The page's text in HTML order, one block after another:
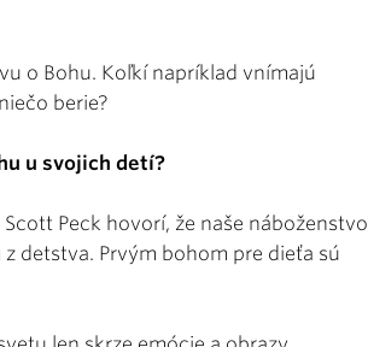
o Bohu. Koľkí napríklad vnímajú
berie?
u svojich detí?
Scott Peck hovorí, že naše náboženstvo
detstva. Prvým bohom pre dieťa sú